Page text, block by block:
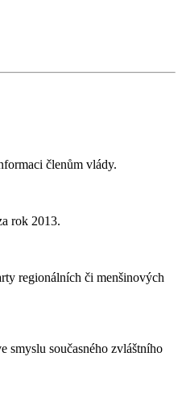
členům vlády.
rok 2013.
regionálních či menšinových
smyslu současného zvláštního